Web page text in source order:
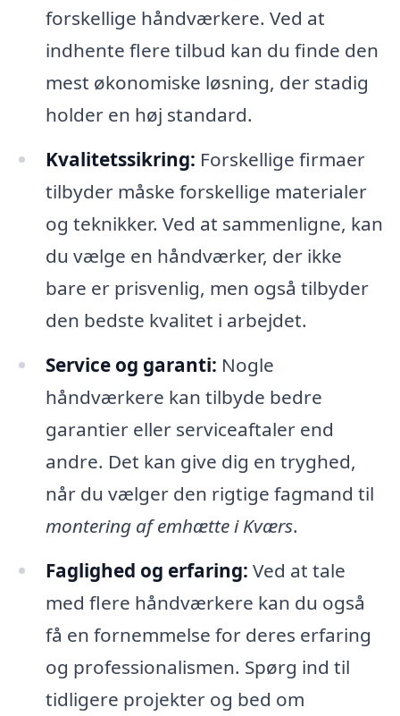
forskellige håndværkere. Ved at
indhente flere tilbud kan du finde den
mest økonomiske løsning, der stadig
holder en høj standard.
Kvalitetssikring: Forskellige firmaer
tilbyder måske forskellige materialer
og teknikker. Ved at sammenligne, kan
du vælge en håndværker, der ikke
bare er prisvenlig, men også tilbyder
den bedste kvalitet i arbejdet.
Service og garanti: Nogle
håndværkere kan tilbyde bedre
garantier eller serviceaftaler end
andre. Det kan give dig en tryghed,
når du vælger den rigtige fagmand til
montering af emhætte i Kværs.
Faglighed og erfaring: Ved at tale
med flere håndværkere kan du også
få en fornemmelse for deres erfaring
og professionalismen. Spørg ind til
tidligere projekter og bed om